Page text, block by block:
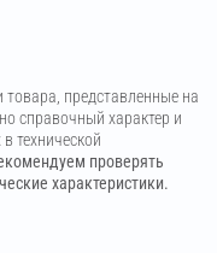
товара, представленные на
справочный характер и
технической
проверять
характеристики.